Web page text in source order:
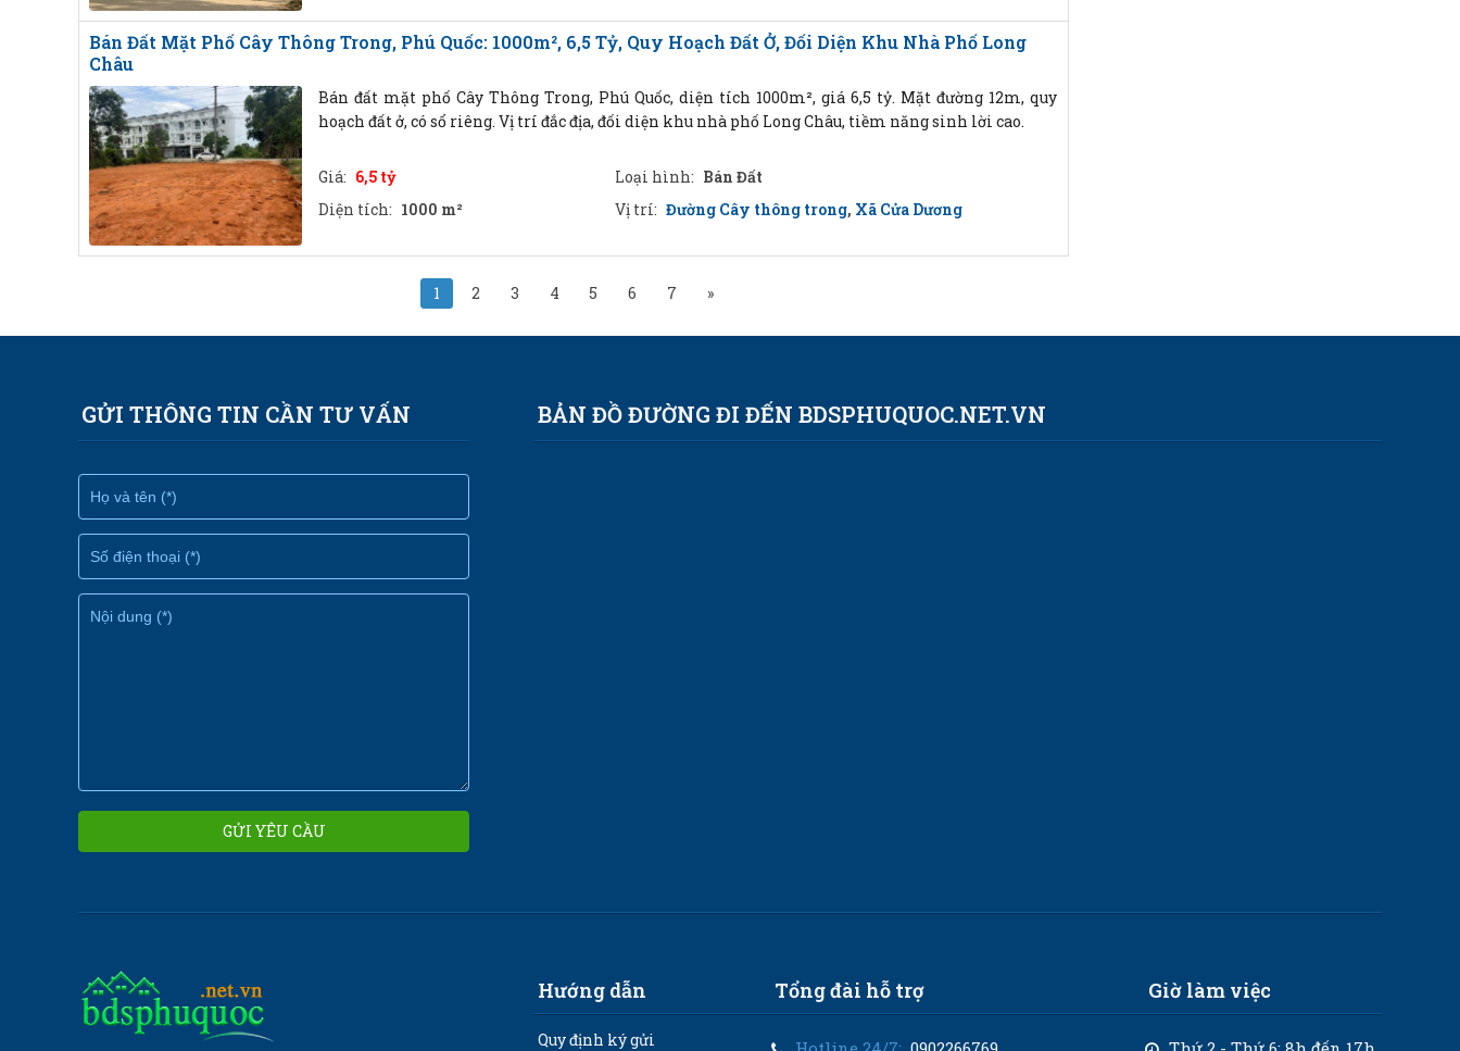
Bán Đất Mặt Phố Cây Thông Trong, Phú Quốc: 1000m², 6,5 Tỷ, Quy Hoạch Đất Ở, Đối Diện Khu Nhà Phố Long
Châu
Bán đất mặt phố Cây Thông Trong, Phú Quốc, diện tích 1000m², giá 6,5 tỷ. Mặt đường 12m, quy
hoạch đất ở, có sổ riêng. Vị trí đắc địa, đối diện khu nhà phố Long Châu, tiềm năng sinh lời cao.
Giá: 6,5 tỷ Loại hình: Bán Đất
Diện tích: 1000 m² Vị trí: Đường Cây thông trong, Xã Cửa Dương
1 2 3 4 5 6 7 »
GỬI THÔNG TIN CẦN TƯ VẤN BẢN ĐỒ ĐƯỜNG ĐI ĐẾN BDSPHUQUOC.NET.VN
Hướng dẫn
Quy định ký gửi
Tổng đài hỗ trợ Giờ làm việc